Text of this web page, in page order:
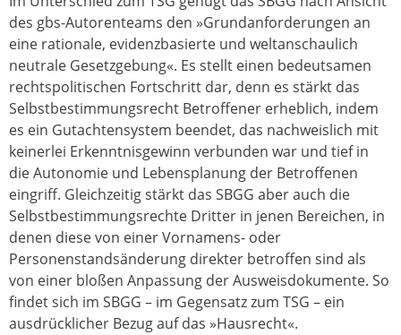
des gbs-Autorenteams den »Grundanforderungen an
eine rationale, evidenzbasierte und weltanschaulich
neutrale Gesetzgebung«. Es stellt einen bedeutsamen
rechtspolitischen Fortschritt dar, denn es stärkt das
Selbstbestimmungsrecht Betroffener erheblich, indem
es ein Gutachtensystem beendet, das nachweislich mit
keinerlei Erkenntnisgewinn verbunden war und tief in
die Autonomie und Lebensplanung der Betroffenen
eingriff. Gleichzeitig stärkt das SBGG aber auch die
Selbstbestimmungsrechte Dritter in jenen Bereichen, in
denen diese von einer Vornamens- oder
Personenstandsänderung direkter betroffen sind als
von einer bloßen Anpassung der Ausweisdokumente. So
findet sich im SBGG – im Gegensatz zum TSG – ein
ausdrücklicher Bezug auf das »Hausrecht«.